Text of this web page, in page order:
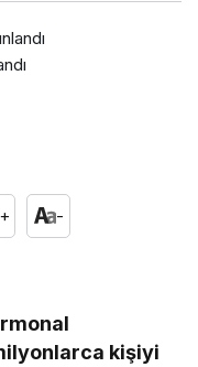
+ -
kişiyi